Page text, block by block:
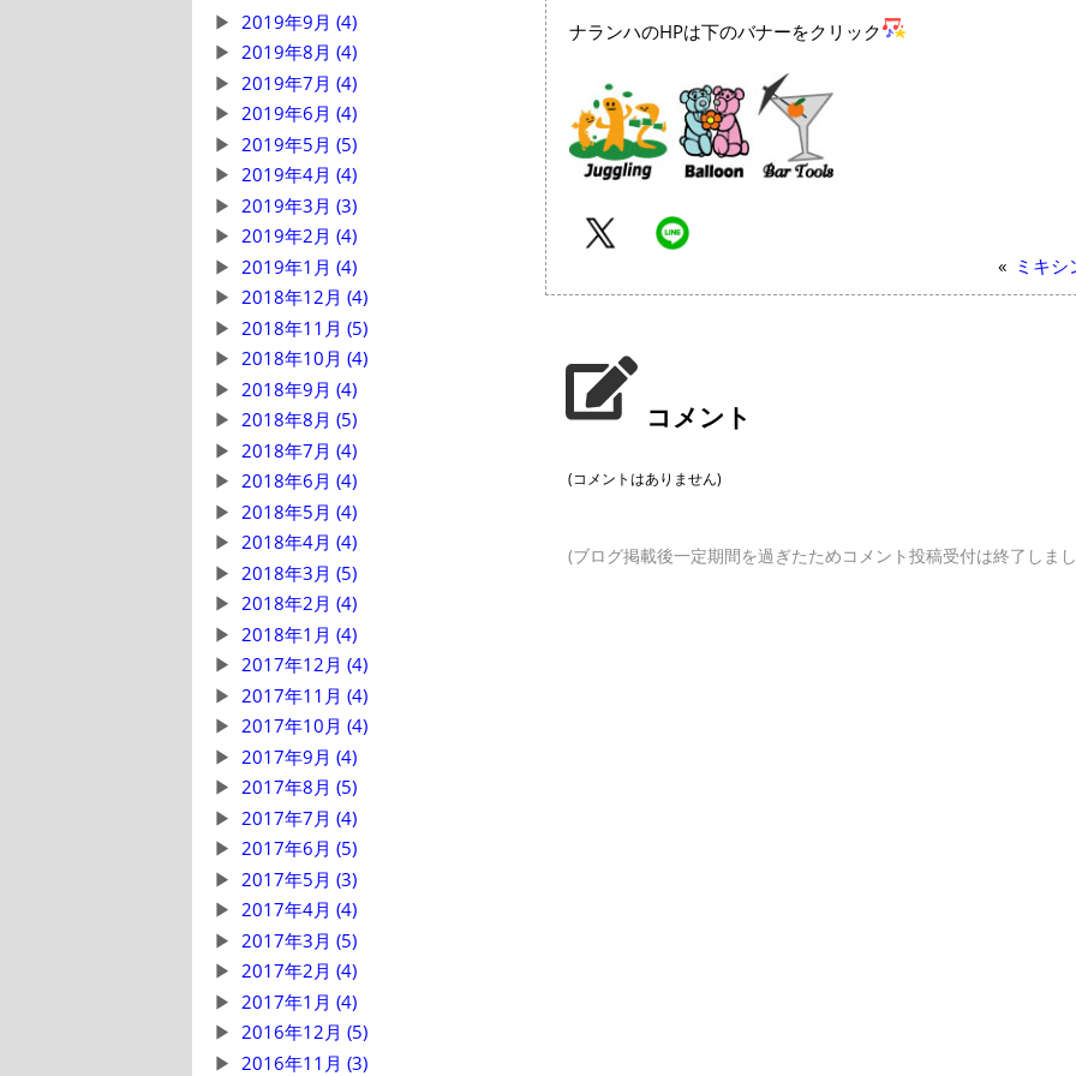
2019年9月 (4)
2019年8月 (4)
2019年7月 (4)
2019年6月 (4)
2019年5月 (5)
2019年4月 (4)
2019年3月 (3)
2019年2月 (4)
2019年1月 (4)
2018年12月 (4)
2018年11月 (5)
2018年10月 (4)
2018年9月 (4)
2018年8月 (5)
2018年7月 (4)
2018年6月 (4)
2018年5月 (4)
2018年4月 (4)
2018年3月 (5)
2018年2月 (4)
2018年1月 (4)
2017年12月 (4)
2017年11月 (4)
2017年10月 (4)
2017年9月 (4)
2017年8月 (5)
2017年7月 (4)
2017年6月 (5)
2017年5月 (3)
2017年4月 (4)
2017年3月 (5)
2017年2月 (4)
2017年1月 (4)
2016年12月 (5)
2016年11月 (3)
ナランハのHPは下のバナーをクリック
« ミキシ
コメント
(コメントはありません)
(ブログ掲載後一定期間を過ぎたためコメント投稿受付は終了しま